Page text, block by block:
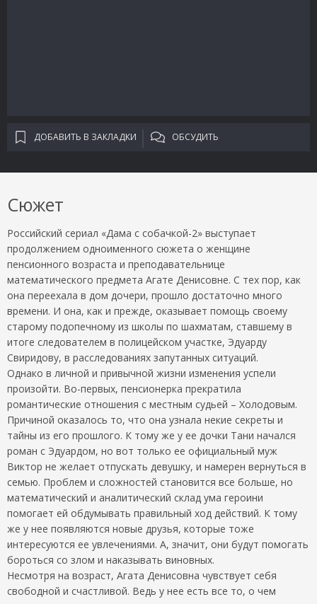
ДОБАВИТЬ В ЗАКЛАДКИ ОБСУДИТЬ
Сюжет
Российский сериал «Дама с собачкой-2» выступает
продолжением одноименного сюжета о женщине
пенсионного возраста и преподавательнице
математического предмета Агате Денисовне. С тех пор, как
она переехала в дом дочери, прошло достаточно много
времени. И она, как и прежде, оказывает помощь своему
старому подопечному из школы по шахматам, ставшему в
итоге следователем в полицейском участке, Эдуарду
Свиридову, в расследованиях запутанных ситуаций.
Однако в личной и привычной жизни изменения успели
произойти. Во-первых, пенсионерка прекратила
романтические отношения с местным судьей – Холодовым.
Причиной оказалось то, что она узнала некие секреты и
тайны из его прошлого. К тому же у ее дочки Тани начался
роман с Эдуардом, но вот только ее официальный муж
Виктор не желает отпускать девушку, и намерен вернуться в
семью. Проблем и сложностей становится все больше, но
математический и аналитический склад ума героини
помогает ей обдумывать правильный ход действий. К тому
же у нее появляются новые друзья, которые тоже
интересуются ее увлечениями. А, значит, они будут помогать
бороться со злом и наказывать виновных.
Несмотря на возраст, Агата Денисовна чувствует себя
свободной и счастливой. Ведь у нее есть все то, о чем